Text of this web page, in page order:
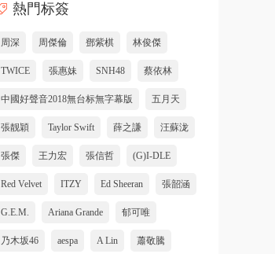
熱門标簽
周深 周傑倫 鄧紫棋 林俊傑
TWICE 張惠妹 SNH48 蔡依林
中國好聲音2018無台标無字幕版 五月天
張靓穎 Taylor Swift 薛之謙 汪蘇泷
張傑 王力宏 張信哲 (G)I-DLE
Red Velvet ITZY Ed Sheeran 張韶涵
G.E.M. Ariana Grande 郁可唯
乃木坂46 aespa A Lin 蕭敬騰